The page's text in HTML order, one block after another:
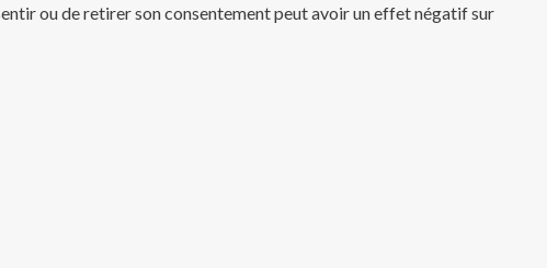
ou de retirer son consentement peut avoir un effet négatif sur